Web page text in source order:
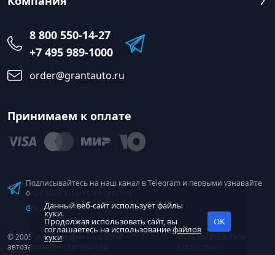
8 800 550-14-27
+7 495 989-1000
order@grantauto.ru
Принимаем к оплате
Подписывайтесь на наш канал в Telegram и первыми узнавайте
о скидках, акциях и новостях
@tk_grant
© 2005-2026 Интернет-магазин
автозапчастей GrantAuto.ru
Пользовательское
Данный веб-сайт использует файлы
куки.
Продолжая использовать сайт, вы
соглашаетесь на использованиефайлов
куки
OK